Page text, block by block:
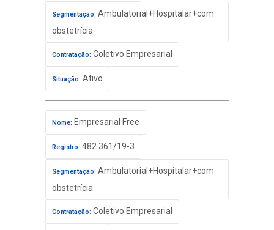
Segmentação: Ambulatorial+Hospitalar+com
obstetrícia
Contratação: Coletivo Empresarial
Situação: Ativo
Nome: Empresarial Free
Registro: 482.361/19-3
Segmentação: Ambulatorial+Hospitalar+com
obstetrícia
Contratação: Coletivo Empresarial